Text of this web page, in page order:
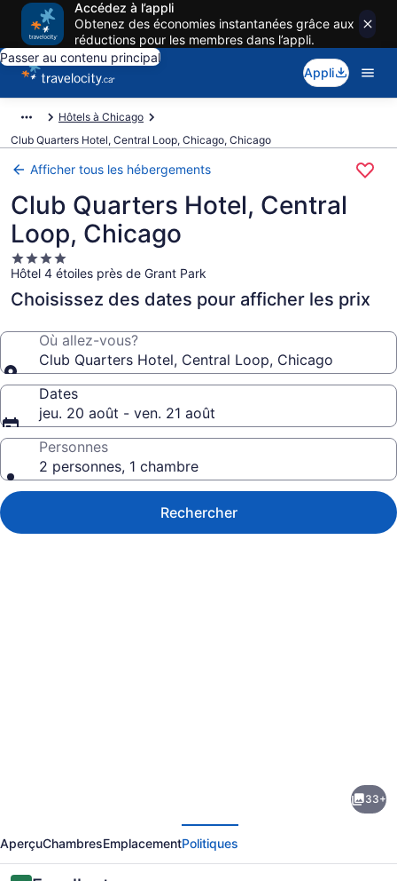
Accédez à l’appli
Obtenez des économies instantanées grâce aux
réductions pour les membres dans l’appli.
Passer au contenu principal
Appli
Hôtels à Chicago
Club Quarters Hotel, Central Loop, Chicago, Chicago
Afficher tous les hébergements
Club Quarters Hotel, Central
Loop, Chicago
Hébergement
4.0 étoiles
Hôtel 4 étoiles près de Grant Park
Choisissez des dates pour afficher les prix
Où allez-vous?
Club Quarters Hotel, Central Loop, Chicago
Dates
jeu. 20 août - ven. 21 août
Personnes
2 personnes, 1 chambre
Rechercher
Club
Quarters
33+
AperçuChambresEmplacementPolitiques